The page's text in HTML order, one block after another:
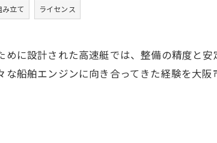
み立て ライセンス
めに設計された高速艇では、整備の精度と
な船舶エンジンに向き合ってきた経験を大阪